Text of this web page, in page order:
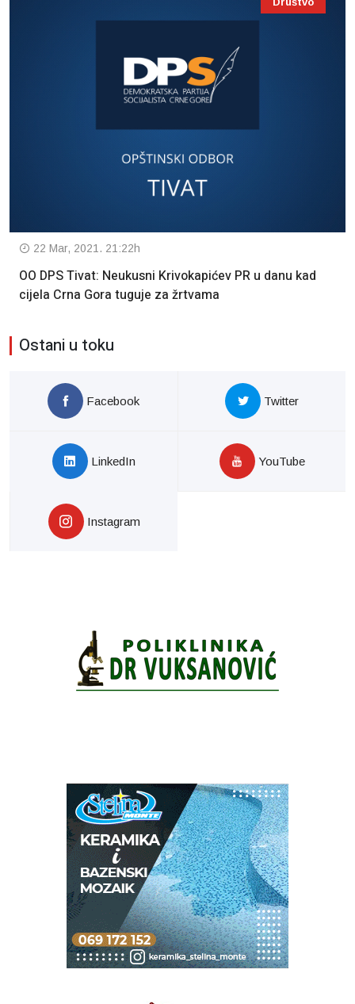
22 Mar, 2021. 21:22h
OO DPS Tivat: Neukusni Krivokapićev PR u danu kad
cijela Crna Gora tuguje za žrtvama
Ostani u toku
Facebook Twitter
LinkedIn YouTube
Instagram